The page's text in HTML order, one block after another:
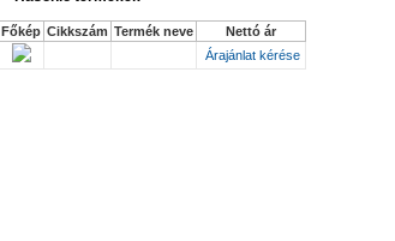
Főkép Cikkszám Termék neve
Nettó ár
Árajánlat kérése